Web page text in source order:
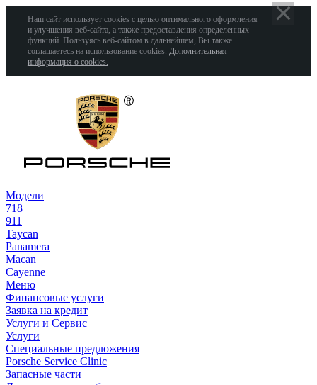
Наш сайт использует cookies с целью оптимального оформления
и улучшения веб-сайта, а также предоставления определенных
функций. Пользуясь веб-сайтом в дальнейшем, Вы также
соглашаетесь на использование cookies. Дополнительная
информация о cookies.
Модели
718
911
Taycan
Panamera
Macan
Cayenne
Меню
Финансовые услуги
Заявка на кредит
Услуги и Сервис
Услуги
Специальные предложения
Porsche Service Clinic
Запасные части